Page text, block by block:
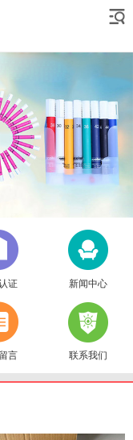
证 新闻中心
言 联系我们